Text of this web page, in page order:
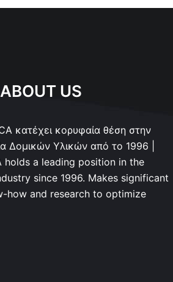
US
κατέχει κορυφαία θέση στην
Δομικών Υλικών από το 1996 |
holds a leading position in the
since 1996. Makes significant
how and research to optimize